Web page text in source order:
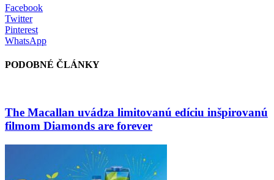
Facebook
Twitter
Pinterest
WhatsApp
PODOBNÉ ČLÁNKY
The Macallan uvádza limitovanú edíciu inšpirovanú
filmom Diamonds are forever